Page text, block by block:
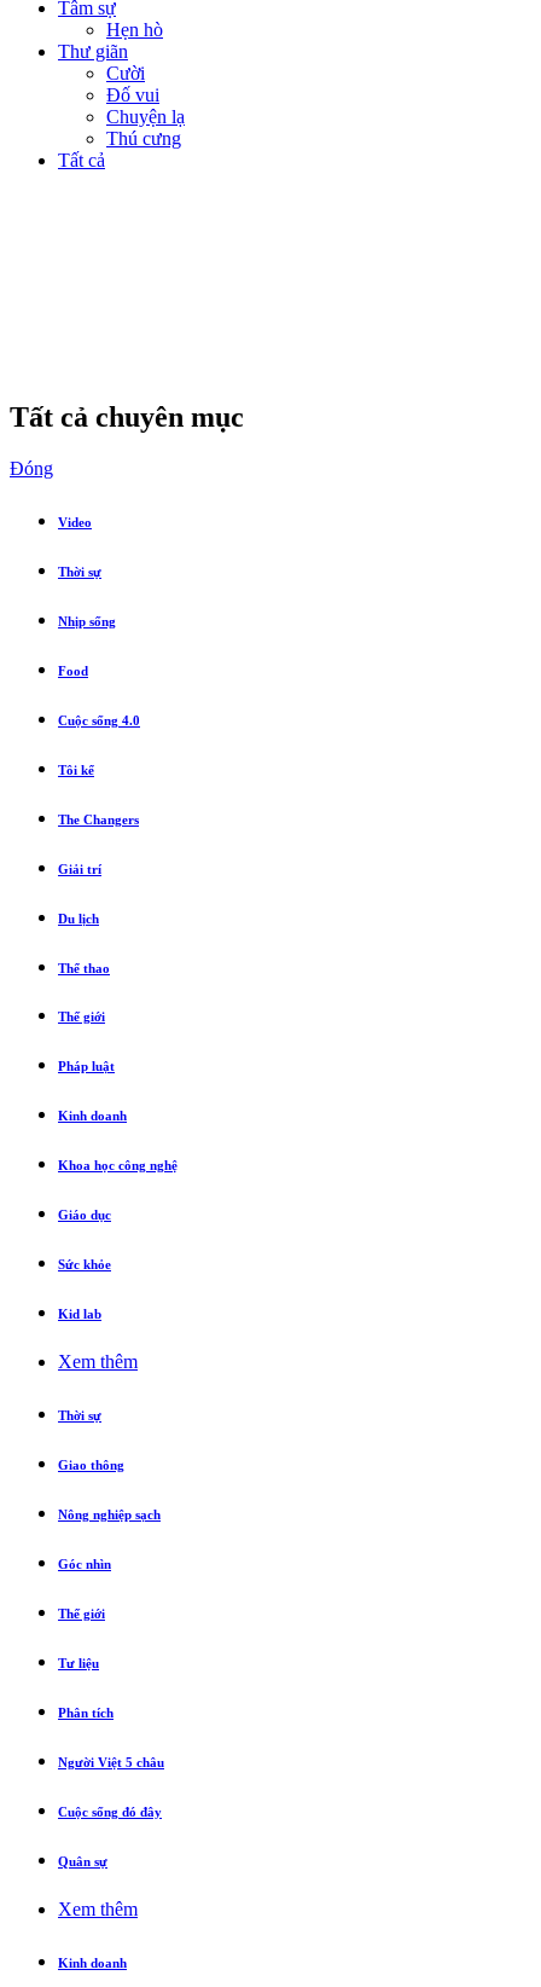
Tâm sự
Hẹn hò
Thư giãn
Cười
Đố vui
Chuyện lạ
Thú cưng
Tất cả
Tất cả chuyên mục
Đóng
Video
Thời sự
Nhịp sống
Food
Cuộc sống 4.0
Tôi kể
The Changers
Giải trí
Du lịch
Thể thao
Thế giới
Pháp luật
Kinh doanh
Khoa học công nghệ
Giáo dục
Sức khỏe
Kid lab
Xem thêm
Thời sự
Giao thông
Nông nghiệp sạch
Góc nhìn
Thế giới
Tư liệu
Phân tích
Người Việt 5 châu
Cuộc sống đó đây
Quân sự
Xem thêm
Kinh doanh